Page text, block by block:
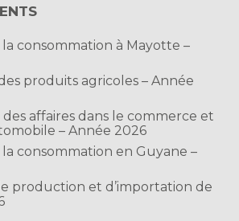
la consommation à Mayotte –
produits agricoles – Année
affaires dans le commerce et
– Année 2026
la consommation en Guyane –
production et d’importation de